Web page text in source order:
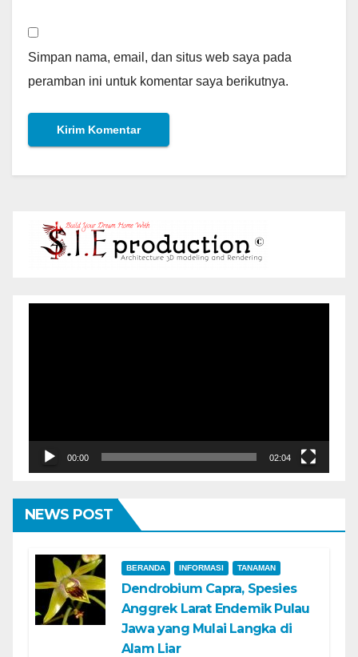
Simpan nama, email, dan situs web saya pada
peramban ini untuk komentar saya berikutnya.
00:00 02:04
NEWS POST
BERANDA INFORMASI TANAMAN
Dendrobium Capra, Spesies
Anggrek Larat Endemik Pulau
Jawa yang Mulai Langka di
Alam Liar